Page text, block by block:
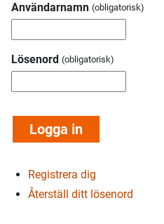
Användarnamn
Lösenord
Registrera dig
Återställ ditt lösenord